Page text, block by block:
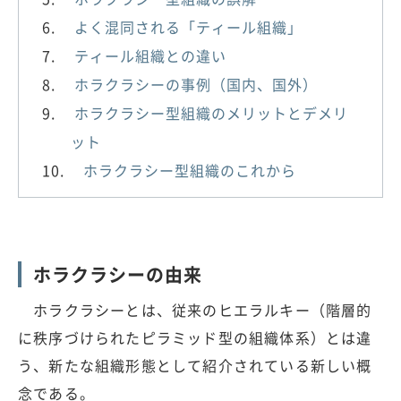
よく混同される「ティール組織」
ティール組織との違い
ホラクラシーの事例（国内、国外）
ホラクラシー型組織のメリットとデメリ
ット
ホラクラシー型組織のこれから
ホラクラシーの由来
ホラクラシーとは、従来のヒエラルキー（階層的
に秩序づけられたピラミッド型の組織体系）とは違
う、新たな組織形態として紹介されている新しい概
念である。